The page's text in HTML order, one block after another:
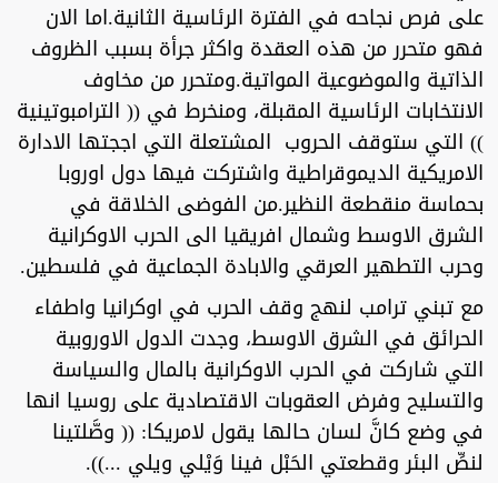
على فرص نجاحه في الفترة الرئاسية الثانية.اما الان
فهو متحرر من هذه العقدة واكثر جرأة بسبب الظروف
الذاتية والموضوعية المواتية.ومتحرر من مخاوف
الانتخابات الرئاسية المقبلة، ومنخرط في (( الترامبوتينية
)) التي ستوقف الحروب المشتعلة التي اججتها الادارة
الامريكية الديموقراطية واشتركت فيها دول اوروبا
بحماسة منقطعة النظير.من الفوضى الخلاقة في
الشرق الاوسط وشمال افريقيا الى الحرب الاوكرانية
وحرب التطهير العرقي والابادة الجماعية في فلسطين.
مع تبني ترامب لنهج وقف الحرب في اوكرانيا واطفاء
الحرائق في الشرق الاوسط، وجدت الدول الاوروبية
التي شاركت في الحرب الاوكرانية بالمال والسياسة
والتسليح وفرض العقوبات الاقتصادية على روسيا انها
في وضع كانَّ لسان حالها يقول لامريكا: (( وصَّلتينا
لنصِّ البئر وقطعتي الحَبْل فينا وَيْلي ويلي ...)).